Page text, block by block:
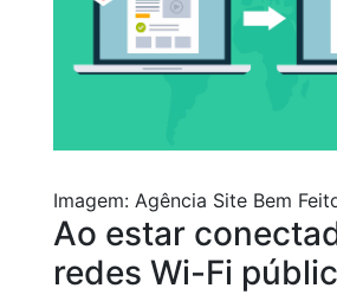
Imagem: Agência Site Bem
Ao estar
redes Wi-Fi